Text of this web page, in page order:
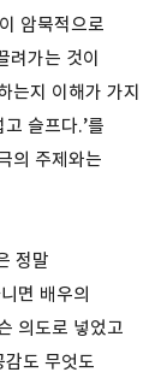
암묵적으로
려가는 것이
는지 이해가 가지
슬프다.’를
의 주제와는
정말
면 배우의
의도로 넣었고
도 무엇도